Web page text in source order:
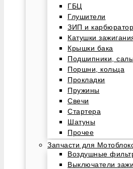
ГБЦ
Глушители
ЗИП и
Катушки
Крышки бака
Подшипники,
Поршни, кольца
Прокладки
Пружины
Свечи
Стартера
Шатуны
Прочее
Запчасти для
Воздушные
Выключатели